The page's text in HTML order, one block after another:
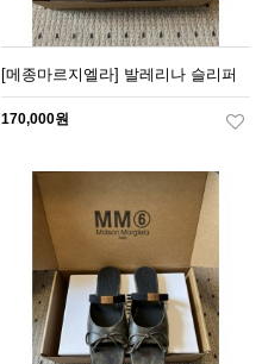
[메종마르지엘라] 발레리나 슬리퍼
170,000원